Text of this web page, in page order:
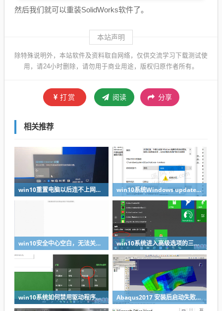
然后我们就可以重装SolidWorks软件了。
本站声明
除特殊说明外，本站软件及资料取自网络，仅供交流学习下载测试使
用，请24小时删除，请勿用于商业用途，版权归原作者所有。
打赏 阅读 分享
相关推荐
win10重置电脑以后连不上网没有wifi没有wlan win10系统Windows update无法启动，拒绝访问如何解决？
win10安全中心空白，无法关闭defender如何解决？溪风亲测方法可用 win10系统进入高级选项的三种方法-轻松搞定禁用驱动程序强制签名
win10系统如何禁用驱动程序强制签名？溪风亲测可用 Abaqus2017 安装后启动失败如何解决？